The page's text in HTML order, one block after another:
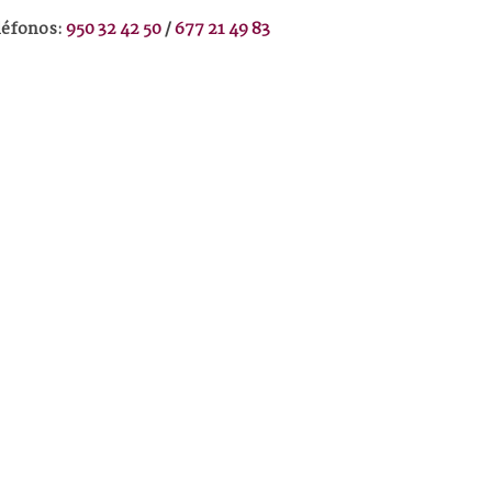
950 32 42 50/677 21 49 83